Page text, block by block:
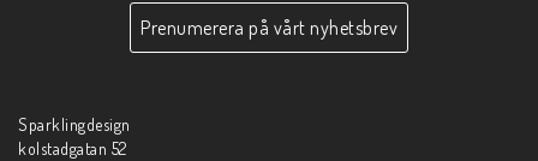
Prenumerera på vårt nyhetsbrev
Sparklingdesign
kolstadgatan 52